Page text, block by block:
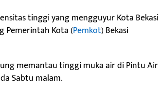
tinggi yang mengguyur Kota Bekasi
Pemerintah Kota (Pemkot) Bekasi
memantau tinggi muka air di Pintu Air
Sabtu malam.